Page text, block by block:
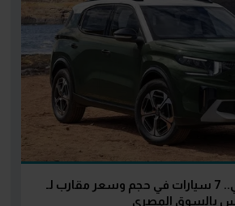
بعد إطلاقها الرسمي.. 7 سيارات في حجم وسعر مقارب لـ